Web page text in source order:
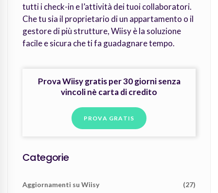
tutti i check-in e l’attività dei tuoi collaboratori.
Che tu sia il proprietario di un appartamento o il
gestore di più strutture, Wiisy è la soluzione
facile e sicura che ti fa guadagnare tempo.
Prova Wiisy gratis per 30 giorni senza
vincoli nè carta di credito
PROVA GRATIS
Categorie
Aggiornamenti su Wiisy (27)